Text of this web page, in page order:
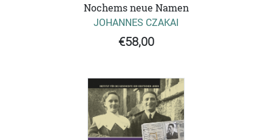
Nochems neue Namen
JOHANNES CZAKAI
€58,00